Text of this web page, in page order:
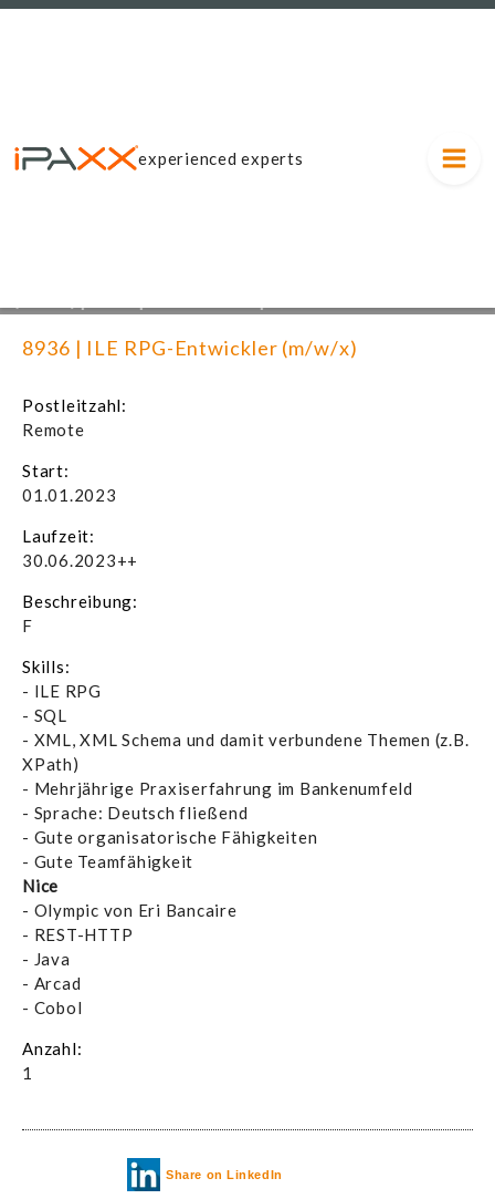
experienced experts
8936 | ILE RPG-Entwickler (m/w/x)
Postleitzahl:
Remote
Start:
01.01.2023
Laufzeit:
30.06.2023++
Beschreibung:
F
Skills:
- ILE RPG
- SQL
- XML, XML Schema und damit verbundene Themen (z.B.
XPath)
- Mehrjährige Praxiserfahrung im Bankenumfeld
- Sprache: Deutsch fließend
- Gute organisatorische Fähigkeiten
- Gute Teamfähigkeit
Nice
- Olympic von Eri Bancaire
- REST-HTTP
- Java
- Arcad
- Cobol
Anzahl:
1
Share on LinkedIn